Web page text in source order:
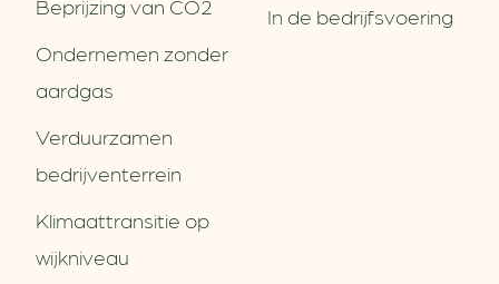
Beprijzing van CO2
Ondernemen zonder
aardgas
Verduurzamen
bedrijventerrein
Klimaattransitie op
wijkniveau
In de bedrijfsvoering